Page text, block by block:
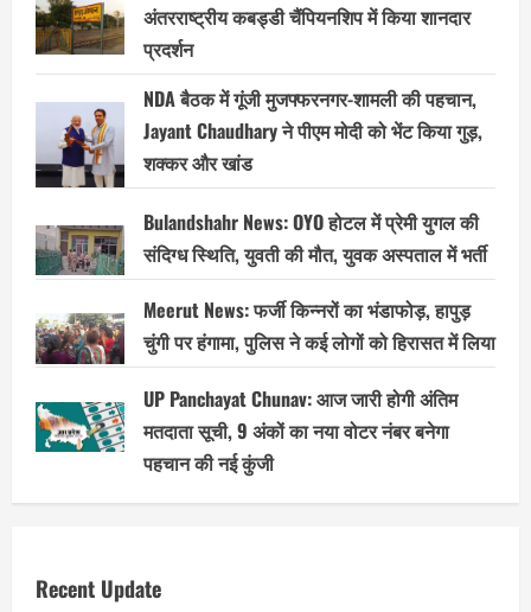
अंतरराष्ट्रीय कबड्डी चैंपियनशिप में किया शानदार
प्रदर्शन
NDA बैठक में गूंजी मुजफ्फरनगर-शामली की पहचान,
Jayant Chaudhary ने पीएम मोदी को भेंट किया गुड़,
शक्कर और खांड
Bulandshahr News: OYO होटल में प्रेमी युगल की
संदिग्ध स्थिति, युवती की मौत, युवक अस्पताल में भर्ती
Meerut News: फर्जी किन्नरों का भंडाफोड़, हापुड़
चुंगी पर हंगामा, पुलिस ने कई लोगों को हिरासत में लिया
UP Panchayat Chunav: आज जारी होगी अंतिम
मतदाता सूची, 9 अंकों का नया वोटर नंबर बनेगा
पहचान की नई कुंजी
Recent Update